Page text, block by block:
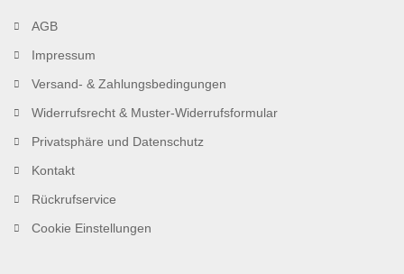
AGB
Impressum
Versand- & Zahlungsbedingungen
Widerrufsrecht & Muster-Widerrufsformular
Privatsphäre und Datenschutz
Kontakt
Rückrufservice
Cookie Einstellungen